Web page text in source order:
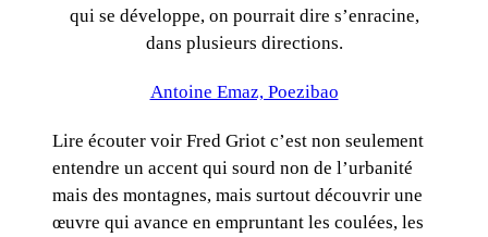
qui se développe, on pourrait dire s’enracine,
dans plusieurs directions.
Antoine Emaz, Poezibao
Lire écouter voir Fred Griot c’est non seulement
entendre un accent qui sourd non de l’urbanité
mais des montagnes, mais surtout découvrir une
œuvre qui avance en empruntant les coulées, les